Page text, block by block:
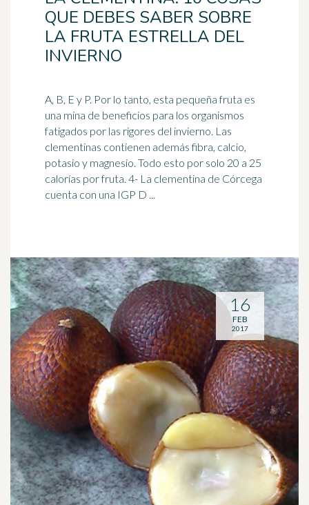
QUE DEBES SABER SOBRE
LA FRUTA ESTRELLA DEL
INVIERNO
A, B, E y P. Por lo tanto, esta pequeña fruta es
una mina de beneficios para los organismos
fatigados por las rigores del invierno. Las
clementinas contienen ademásfibra, calcio,
potasio y magnesio. Todo esto por solo 20 a 25
calorías por fruta. 4- La clementina de Córcega
cuenta con una IGP D ...
16
FEB
2017